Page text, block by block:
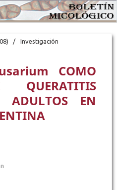
/ Investigación
COMO
QUERATITIS
ADULTOS EN